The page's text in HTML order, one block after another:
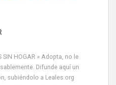
SIN HOGAR » Adopta, no le
Difunde aquí un
subiéndolo a Leales.org